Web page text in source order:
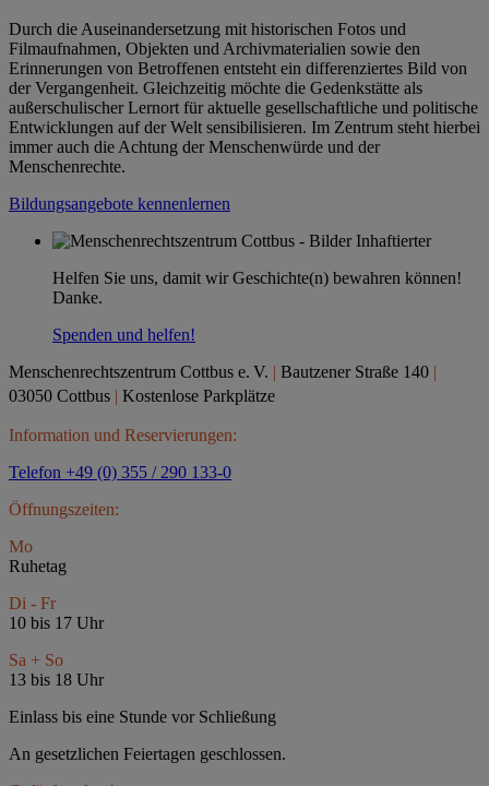
Durch die Auseinandersetzung mit historischen Fotos und
Filmaufnahmen, Objekten und Archivmaterialien sowie den
Erinnerungen von Betroffenen entsteht ein differenziertes Bild von
der Vergangenheit. Gleichzeitig möchte die Gedenkstätte als
außerschulischer Lernort für aktuelle gesellschaftliche und politische
Entwicklungen auf der Welt sensibilisieren. Im Zentrum steht hierbei
immer auch die Achtung der Menschenwürde und der
Menschenrechte.
Bildungsangebote kennenlernen
Helfen Sie uns, damit wir Geschichte(n) bewahren können!
Danke.
Spenden und helfen!
Menschenrechtszentrum Cottbus e. V. | Bautzener Straße 140 |
03050 Cottbus | Kostenlose Parkplätze
Information und Reservierungen:
Telefon +49 (0) 355 / 290 133-0
Öffnungszeiten:
Mo
Ruhetag
Di - Fr
10 bis 17 Uhr
Sa + So
13 bis 18 Uhr
Einlass bis eine Stunde vor Schließung
An gesetzlichen Feiertagen geschlossen.